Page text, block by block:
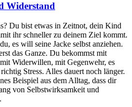
Widerstand
Du bist etwas in Zeitnot, dein Kind
ihr schneller zu deinem Ziel kommt.
es will seine Jacke selbst anziehen.
das Ganze. Du bekommst mit
Widerwillen, mit Gegenwehr, es
Stress. Alles dauert noch länger.
Beispiel aus dem Alltag, dass dir
von Selbstwirksamkeit und